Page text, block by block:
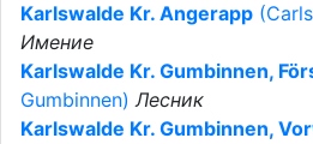
Karlswalde Kr. Angerapp
Имение
Karlswalde Kr. Gumbinnen,
Gumbinnen)Лесник
Karlswalde Kr. Gumbinnen,